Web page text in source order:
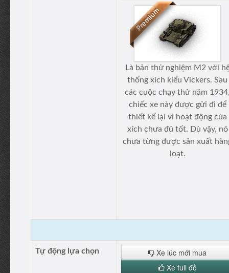
Là bản thử nghiệm M2 với
thống xích kiểu Vickers. Sau
các cuộc chạy thử năm
chiếc xe này được gửi đi để
thiết kế lại vì hoạt động của
xích chưa đủ tốt. Dù vậy, nó
chưa từng được sản xuất
loạt.
Tự động lựa chọn
Xe lúc mới mua
Xe full đồ